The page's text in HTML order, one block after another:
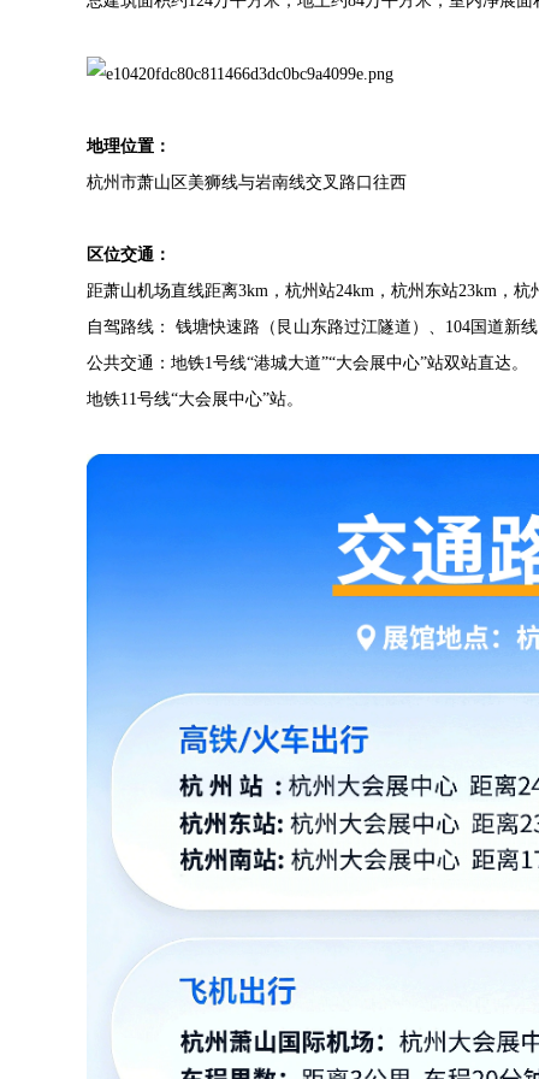
地理位置：
杭州市萧山区美狮线与岩南线交叉路口往西
区位交通：
距萧山机场直线距离3km，杭州站24km，杭州东站23km，杭
自驾路线： 钱塘快速路（艮山东路过江隧道）、104国道新
公共交通：地铁1号线“港城大道”“大会展中心”站双站直达。
地铁11号线“大会展中心”站。